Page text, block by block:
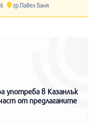
гр.Павел Баня
употреба в Казанлък
от предлаганите